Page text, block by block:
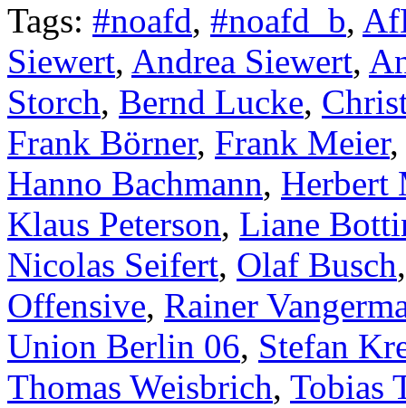
Tags: #noafd, #noafd_b,
Siewert, Andrea Siewert,
Storch, Bernd Lucke,
Frank Börner, Frank Meier
Hanno Bachmann, Herbert
Klaus Peterson, Liane
Nicolas Seifert, Olaf Busch
Offensive, Rainer
Union Berlin 06, Stefan
Thomas Weisbrich, Tobias